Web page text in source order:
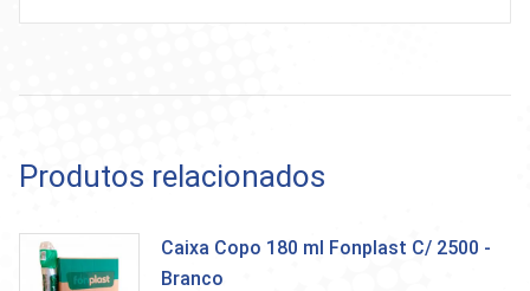
Produtos relacionados
Caixa Copo 180 ml Fonplast C/ 2500 -
Branco